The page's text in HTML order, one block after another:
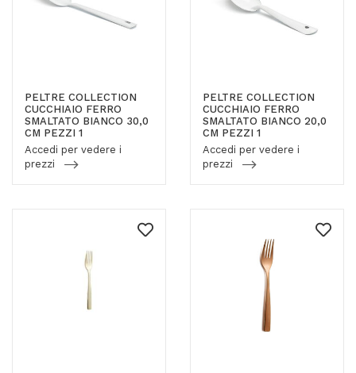
PELTRE COLLECTION
CUCCHIAIO FERRO
SMALTATO BIANCO 30,0
CM PEZZI 1
Accedi per vedere i
prezzi
PELTRE COLLECTION
CUCCHIAIO FERRO
SMALTATO BIANCO 20,0
CM PEZZI 1
Accedi per vedere i
prezzi